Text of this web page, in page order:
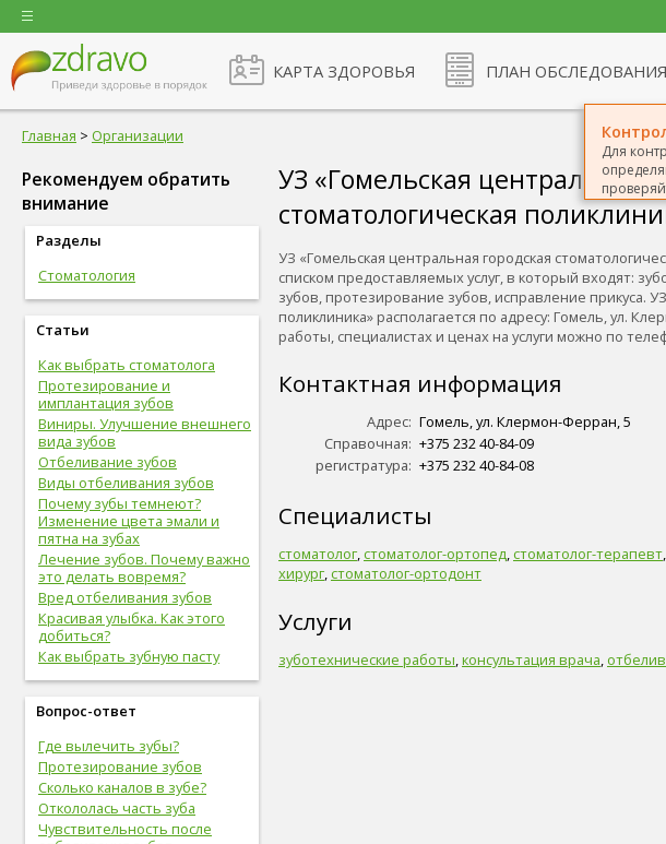
КАРТА ЗДОРОВЬЯ ПЛАН ОБСЛЕДОВАНИЯ
Для
Главная > Организации
Рекомендуем обратить
внимание
Разделы
Стоматология
Статьи
Как выбрать стоматолога
Протезирование и
имплантация зубов
Виниры. Улучшение внешнего
вида зубов
Отбеливание зубов
Виды отбеливания зубов
Почему зубы темнеют?
Изменение цвета эмали и
пятна на зубах
Лечение зубов. Почему важно
это делать вовремя?
Вред отбеливания зубов
Красивая улыбка. Как этого
добиться?
Как выбрать зубную пасту
Вопрос-ответ
Где вылечить зубы?
Протезирование зубов
Сколько каналов в зубе?
Откололась часть зуба
Чувствительность после
УЗ «Гомельская центральная
стоматологическая
УЗ «Гомельская центральная городская
списком предоставляемых услуг, в который входят:
зубов, протезирование зубов, исправление прикуса.
поликлиника» располагается по адресу: Гомель, ул.
работы, специалистах и ценах на услуги можно по
Контактная информация
Адрес: Гомель, ул. Клермон-Ферран, 5
Справочная: +375 232 40-84-09
регистратура: +375 232 40-84-08
Специалисты
стоматолог,стоматолог-ортопед,стоматолог-терапевт,
хирург,стоматолог-ортодонт
Услуги
зуботехнические работы,консультация врача,